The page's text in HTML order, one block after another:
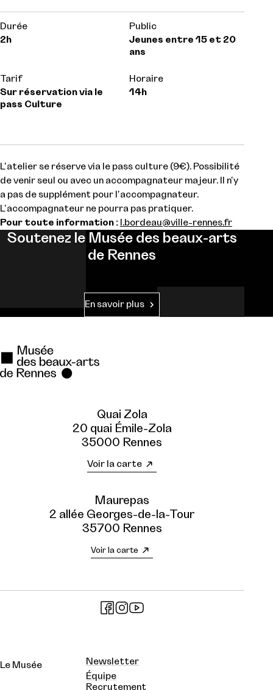
Durée
2h
Public
Jeunes entre 15 et 20
ans
Tarif
Sur réservation via le
pass Culture
Horaire
14h
L'atelier se réserve via le pass culture (9€). Possibilité
de venir seul ou avec un accompagnateur majeur. Il n'y
a pas de supplément pour l'accompagnateur.
L'accompagnateur ne pourra pas pratiquer.
Pour toute information : l.bordeau@ville-rennes.fr
Soutenez le Musée des beaux-arts
de Rennes
En savoir plus
Quai Zola
20 quai Émile-Zola
35000 Rennes
Voir la carte
Maurepas
2 allée Georges-de-la-Tour
35700 Rennes
Voir la carte
Le Musée
Newsletter
Équipe
Recrutement